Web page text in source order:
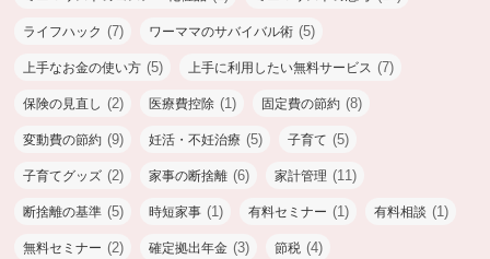
ライフハック (7) ワーママのサバイバル術 (5)
上手なお金の使い方 (5) 上手に利用したい無料サービス (7)
保険の見直し (2) 医療費控除 (1) 固定費の節約 (8)
変動費の節約 (9) 妊活・不妊治療 (5) 子育て (5)
子育てグッズ (2) 家事の断捨離 (6) 家計管理 (11)
断捨離の基準 (5) 時短家事 (1) 有料セミナー (1) 有料相談 (1)
無料セミナー (2) 確定拠出年金 (3) 節税 (4)